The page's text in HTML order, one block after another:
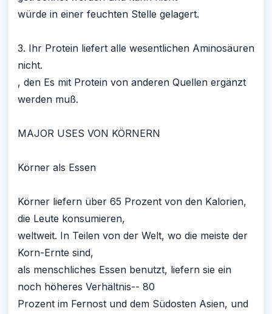
würde in einer feuchten Stelle gelagert.
3. Ihr Protein liefert alle wesentlichen Aminosäuren
nicht.
, den Es mit Protein von anderen Quellen ergänzt
werden muß.
MAJOR USES VON KÖRNERN
Körner als Essen
Körner liefern über 65 Prozent von den Kalorien,
die Leute konsumieren,
weltweit. In Teilen von der Welt, wo die meiste der
Korn-Ernte sind,
als menschliches Essen benutzt, liefern sie ein
noch höheres Verhältnis-- 80
Prozent im Fernost und dem Südosten Asien, und